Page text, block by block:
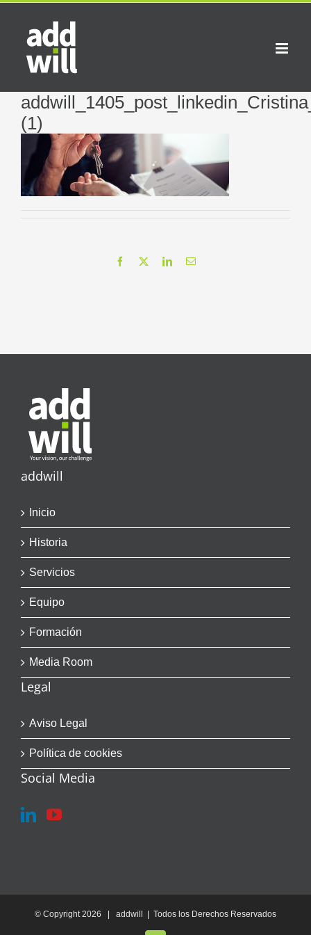
Saltar
contenido
(1)
Facebook LinkedInCorreo
addwill
Inicio
Historia
Servicios
Equipo
Formación
Media Room
Legal
Aviso Legal
Política de cookies
Social Media
© Copyright2026 | addwill | Todos los Derechos Reservados